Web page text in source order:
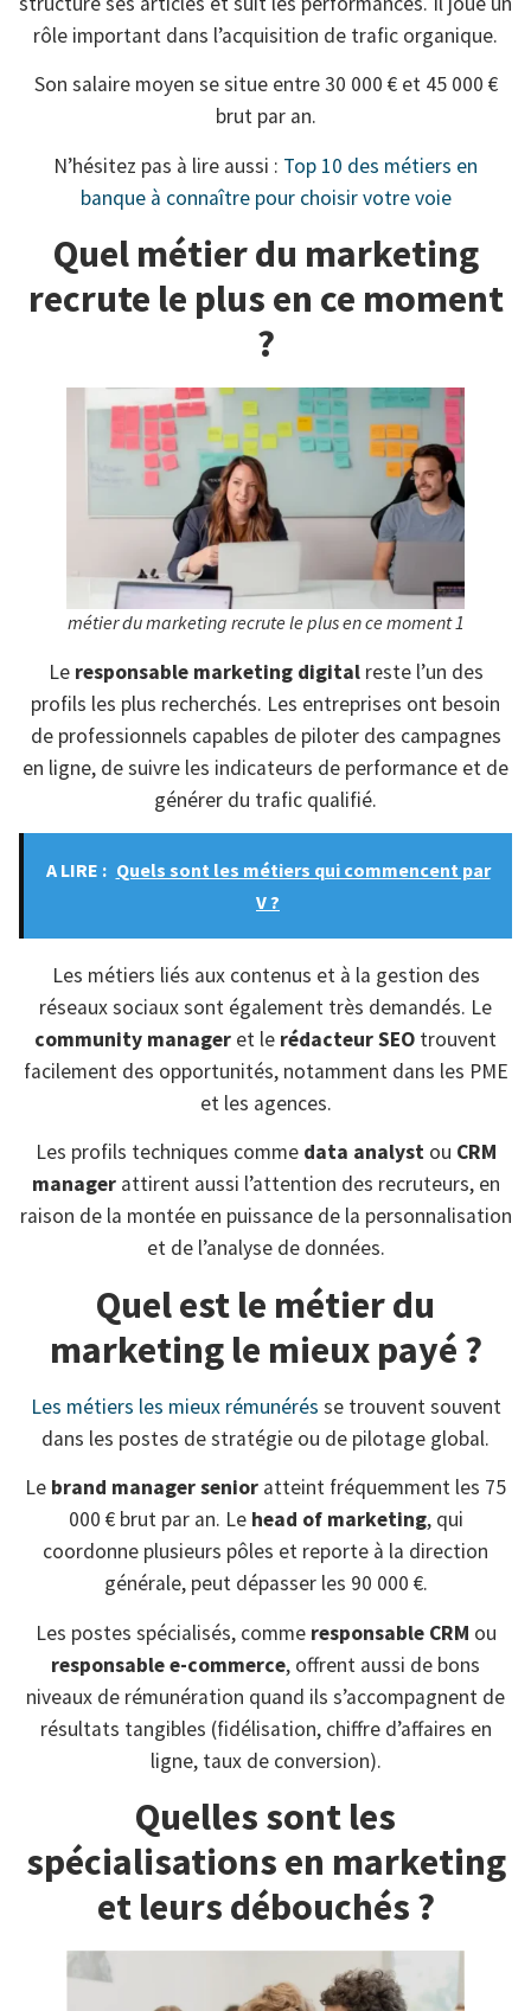
rôle important dans l’acquisition de trafic organique.
Son salaire moyen se situe entre 30 000 € et 45 000 €
brut par an.
N’hésitez pas à lire aussi : Top 10 des métiers en
banque à connaître pour choisir votre voie
Quel métier du marketing
recrute le plus en ce moment
?
métier du marketing recrute le plus en ce moment 1
Le responsable marketing digitalreste l’un des
profils les plus recherchés. Les entreprises ont besoin
de professionnels capables de piloter des campagnes
en ligne, de suivre les indicateurs de performance et de
générer du trafic qualifié.
A LIRE : Quels sont les métiers qui commencent par
V ?
Les métiers liés aux contenus et à la gestion des
réseaux sociaux sont également très demandés. Le
community manager et le rédacteur SEO trouvent
facilement des opportunités, notamment dans les PME
et les agences.
Les profils techniques comme data analystou CRM
managerattirent aussi l’attention des recruteurs, en
raison de la montée en puissance de la personnalisation
et de l’analyse de données.
Quel est le métier du
marketing le mieux payé ?
Les métiers les mieux rémunérés se trouvent souvent
dans les postes de stratégie ou de pilotage global.
Le brand manager senior atteint fréquemment les 75
000 € brut par an. Le head of marketing, qui
coordonne plusieurs pôles et reporte à la direction
générale, peut dépasser les 90 000 €.
Les postes spécialisés, comme responsable CRM ou
responsable e-commerce, offrent aussi de bons
niveaux de rémunération quand ils s’accompagnent de
résultats tangibles (fidélisation, chiffre d’affaires en
ligne, taux de conversion).
Quelles sont les
spécialisations en marketing
et leurs débouchés ?